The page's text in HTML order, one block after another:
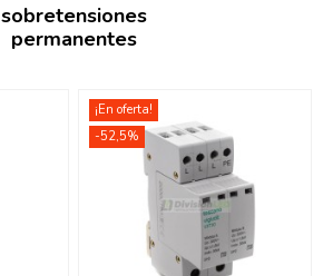
sobretensiones
permanentes
¡En oferta!
-52,5%